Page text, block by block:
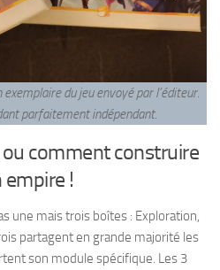
du jeu envoyé par l’éditeur.
parfaitement indépendant.
comment construire
empire !
une mais trois boîtes : Exploration,
partagent en grande majorité les
son module spécifique. Les 3